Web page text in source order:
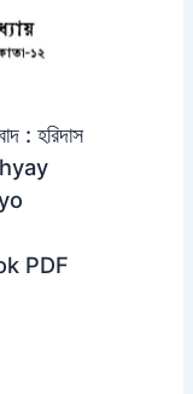
: হরিদাস
PDF